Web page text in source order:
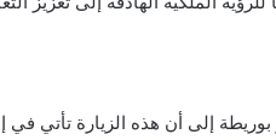
إلى أن هذه الزيارة تأتي في